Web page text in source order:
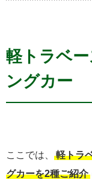
軽トラベ
ングカー
ここでは、
軽トラ
グカーを2種ご紹介